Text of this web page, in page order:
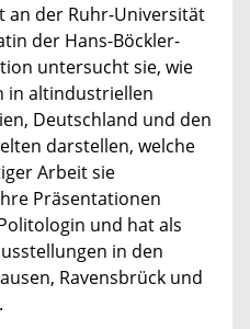
der Ruhr-Universität
der Hans-Böckler-
untersucht sie, wie
in altindustriellen
Deutschland und den
darstellen, welche
Arbeit sie
Präsentationen
und hat als
in den
Ravensbrück und